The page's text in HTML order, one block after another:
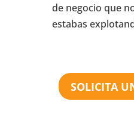
de negocio que
estabas
SOLICITA